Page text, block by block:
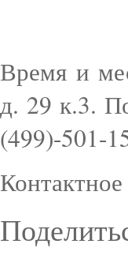
Время и
д. 29 к.3.
(499)-501-